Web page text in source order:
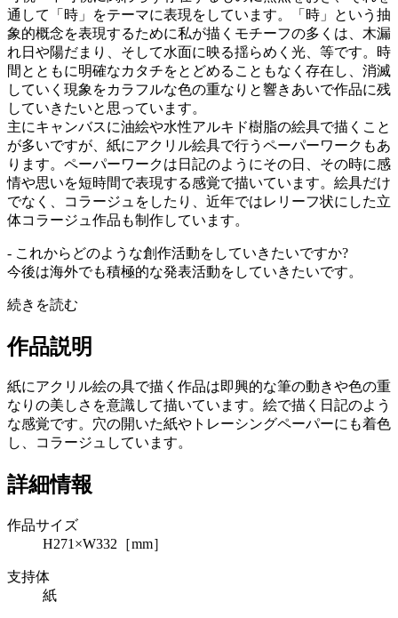
通して「時」をテーマに表現をしています。「時」という抽
象的概念を表現するために私が描くモチーフの多くは、木漏
れ日や陽だまり、そして水面に映る揺らめく光、等です。時
間とともに明確なカタチをとどめることもなく存在し、消滅
していく現象をカラフルな色の重なりと響きあいで作品に残
していきたいと思っています。
主にキャンバスに油絵や水性アルキド樹脂の絵具で描くこと
が多いですが、紙にアクリル絵具で行うペーパーワークもあ
ります。ペーパーワークは日記のようにその日、その時に感
情や思いを短時間で表現する感覚で描いています。絵具だけ
でなく、コラージュをしたり、近年ではレリーフ状にした立
体コラージュ作品も制作しています。
- これからどのような創作活動をしていきたいですか?
今後は海外でも積極的な発表活動をしていきたいです。
続きを読む
作品説明
紙にアクリル絵の具で描く作品は即興的な筆の動きや色の重
なりの美しさを意識して描いています。絵で描く日記のよう
な感覚です。穴の開いた紙やトレーシングペーパーにも着色
し、コラージュしています。
詳細情報
作品サイズ
H271×W332［mm］
支持体
紙